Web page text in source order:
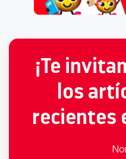
¡Te
los
recientes